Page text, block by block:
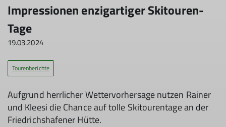
Impressionen enzigartiger Skitouren-
Tage
19.03.2024
Tourenberichte
Aufgrund herrlicher Wettervorhersage nutzen Rainer
und Kleesi die Chance auf tolle Skitourentage an der
Friedrichshafener Hütte.